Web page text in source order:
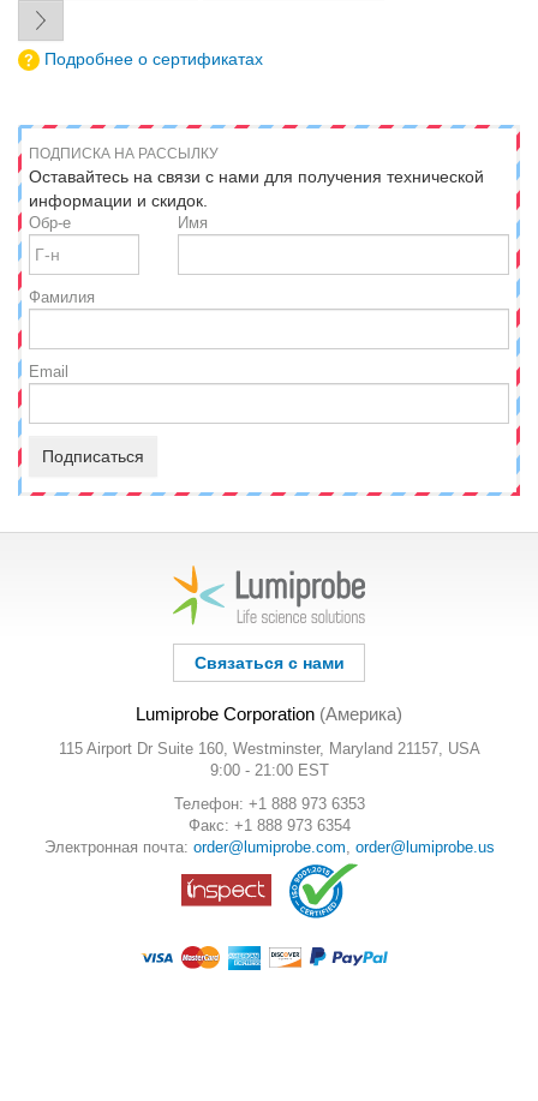
Подробнее о сертификатах
ПОДПИСКА НА РАССЫЛКУ
Оставайтесь на связи с нами для получения технической
информации и скидок.
Обр-е Имя
Фамилия
Email
Подписаться
Связаться с нами
Lumiprobe Corporation (Америка)
115 Airport Dr Suite 160, Westminster, Maryland 21157, USA
9:00 - 21:00 EST
Телефон: +1 888 973 6353
Факс: +1 888 973 6354
Электронная почта: order@lumiprobe.com order@lumiprobe.us